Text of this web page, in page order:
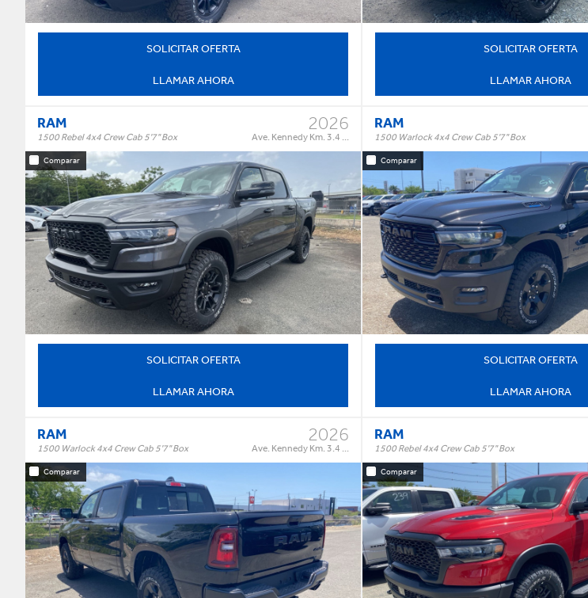
SOLICITAR OFERTA
LLAMAR AHORA
SOLICITAR OFERTA
LLAMAR AHORA
Comparar
RAM
1500 Rebel 4x4 Crew Cab 5'7" Box
2026
Ave. Kennedy Km. 3.4 ...
Trim: Rebel 4x4 Crew Cab 5'7" Box
Trans: Automatic
Color:
Precio: $84,995†
OR BEST OFFER
SOLICITAR OFERTA
LLAMAR AHORA
Comparar
RAM
1500 Warlock 4x4 Crew Cab 5'7" Box
Trim: Warlock 4x4 Crew Cab 5'7" Box
Trans: Automatic
Color: Black
Precio: $64,995†
OR BEST OFFER
SOLICITAR OFERTA
LLAMAR AHORA
Comparar
RAM
1500 Warlock 4x4 Crew Cab 5'7" Box
2026
Ave. Kennedy Km. 3.4 ...
Trim: Warlock 4x4 Crew Cab 5'7" Box
Trans: Automatic
Color: Black
Precio: $64,995
OR BEST OFFER
Comparar
RAM
1500 Rebel 4x4 Crew Cab 5'7" Box
Trim: Rebel 4x4 Crew Cab 5'7" Box
Trans: Automatic
Color: Red
Precio: $87,995†
OR BEST OFFER